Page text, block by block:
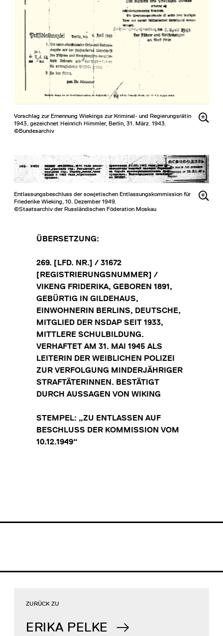
Vorschlag zur Ernennung Wiekings zur Kriminal- und Regierungsrätin
1943, gezeichnet Heinrich Himmler, Berlin, 31. März. 1943.
©Bundesarchiv
Entlassungsbeschluss der sowjetischen Entlassungskommission für
Friederike Wieking, 10. Dezember 1949.
©Staatsarchiv der Russländischen Föderation Moskau
ÜBERSETZUNG:
269. [LFD. NR.] / 31672
[REGISTRIERUNGSNUMMER] /
VIKENG FRIDERIKA, GEBOREN 1891,
GEBÜRTIG IN GILDEHAUS,
EINWOHNERIN BERLINS, DEUTSCHE,
MITGLIED DER NSDAP SEIT 1933,
MITTLERE SCHULBILDUNG.
VERHAFTET AM 31. MAI 1945 ALS
LEITERIN DER WEIBLICHEN POLIZEI
ZUR VERFOLGUNG MINDERJÄHRIGER
STRAFTÄTERINNEN. BESTÄTIGT
DURCH AUSSAGEN VON WIKING
STEMPEL: „ZU ENTLASSEN AUF
BESCHLUSS DER KOMMISSION VOM
10.12.1949“
ERIKA PELKE
ZURÜCK ZU